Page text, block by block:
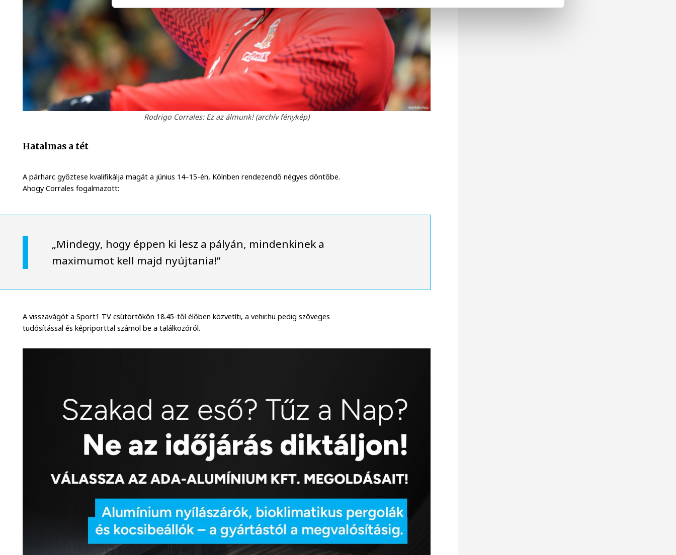
Rodrigo Corrales: Ez az álmunk! (archív fénykép)
Hatalmas a tét
A párharc győztese kvalifikálja magát a június 14–15-én, Kölnben rendezendő négyes döntőbe.
Ahogy Corrales fogalmazott:
„Mindegy, hogy éppen ki lesz a pályán, mindenkinek a
maximumot kell majd nyújtania!”
A visszavágót a Sport1 TV csütörtökön 18.45-től élőben közvetíti, a vehir.hu pedig szöveges
tudósítással és képriporttal számol be a találkozóról.